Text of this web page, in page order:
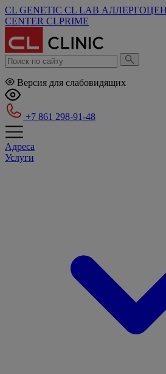
CL GENETIC CL LAB
CENTER CLPRIME
Версия для слабовидящих
+7 861 298-91-48
Адреса
Услуги